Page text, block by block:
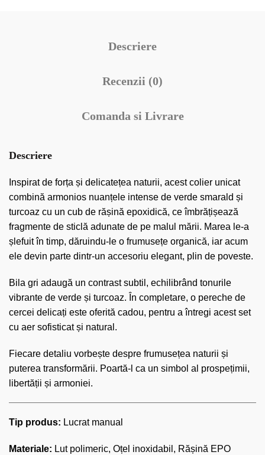
Descriere
Recenzii (0)
Comanda si Livrare
Descriere
Inspirat de forța și delicatețea naturii, acest colier unicat
combină armonios nuanțele intense de verde smarald și
turcoaz cu un cub de rășină epoxidică, ce îmbrățișează
fragmente de sticlă adunate de pe malul mării. Marea le-a
șlefuit în timp, dăruindu-le o frumusețe organică, iar acum
ele devin parte dintr-un accesoriu elegant, plin de poveste.
Bila gri adaugă un contrast subtil, echilibrând tonurile
vibrante de verde și turcoaz. În completare, o pereche de
cercei delicați este oferită cadou, pentru a întregi acest set
cu aer sofisticat și natural.
Fiecare detaliu vorbește despre frumusețea naturii și
puterea transformării. Poartă-l ca un simbol al prospețimii,
libertății și armoniei.
Tip produs: Lucrat manual
Materiale: Lut polimeric, Oțel inoxidabil, Rășină EPO